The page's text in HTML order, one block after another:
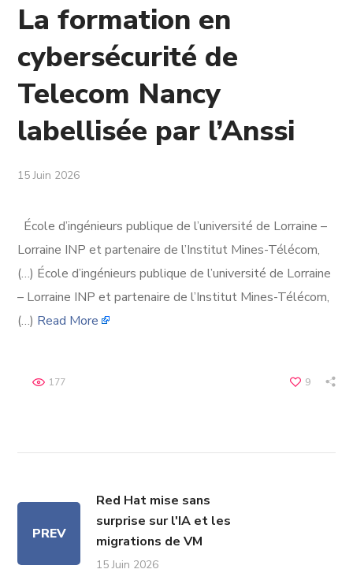
La formation en
cybersécurité de
Telecom Nancy
labellisée par l’Anssi
15 Juin 2026
École d’ingénieurs publique de l’université de Lorraine –
Lorraine INP et partenaire de l’Institut Mines-Télécom,
(…) École d’ingénieurs publique de l’université de Lorraine
– Lorraine INP et partenaire de l’Institut Mines-Télécom,
(…) Read More
9
177
PREV
Red Hat mise sans
surprise sur l'IA et les
migrations de VM
15 Juin 2026